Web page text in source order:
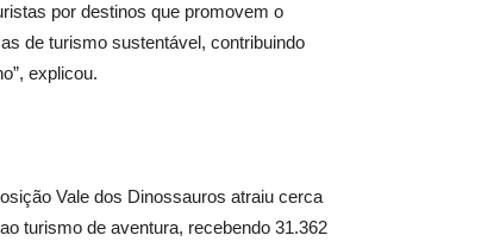
por destinos que promovem o
de turismo sustentável, contribuindo
explicou.
Vale dos Dinossauros atraiu cerca
turismo de aventura, recebendo 31.362